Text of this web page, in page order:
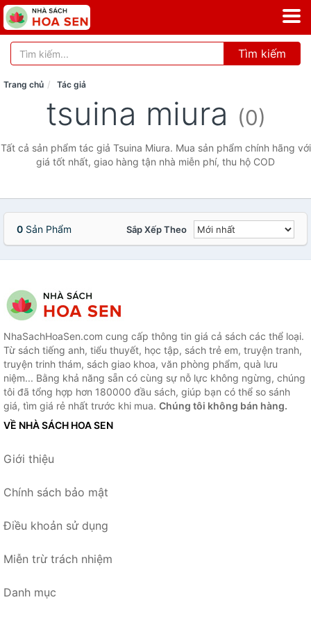
Tìm kiếm
Trang chủ Tác giả
tsuina miura (0)
Tất cả sản phẩm tác giả Tsuina Miura. Mua sản phẩm chính hãng với
giá tốt nhất, giao hàng tận nhà miễn phí, thu hộ COD
0 Sản Phẩm Sắp Xếp Theo
NhaSachHoaSen.com cung cấp thông tin giá cả sách các thể loại.
Từ sách tiếng anh, tiểu thuyết, học tập, sách trẻ em, truyện tranh,
truyện trinh thám, sách giao khoa, văn phòng phẩm, quà lưu
niệm... Bằng khả năng sẵn có cùng sự nỗ lực không ngừng, chúng
tôi đã tổng hợp hơn 180000 đầu sách, giúp bạn có thể so sánh
giá, tìm giá rẻ nhất trước khi mua. Chúng tôi không bán hàng.
VỀ NHÀ SÁCH HOA SEN
Giới thiệu
Chính sách bảo mật
Điều khoản sử dụng
Miễn trừ trách nhiệm
Danh mục